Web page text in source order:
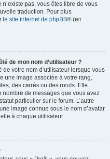
pas, vous êtes libre de vous
traduction. Pour plus
le site internet de phpBB® (en
de mon nom d’utilisateur ?
votre nom d’utilisateur lorsque vous
une image associée à votre rang,
des carrés ou des ronds. Elle
nombre de messages que vous avez
particulier sur le forum. L’autre
image connue sous le nom d’avatar
à chaque utilisateur.